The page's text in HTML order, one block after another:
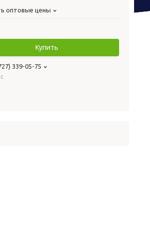
оптовые цены
Купить
339-05-75